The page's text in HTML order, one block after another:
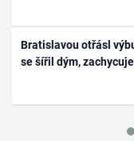
Bratislavou otřásl
se šířil dým,